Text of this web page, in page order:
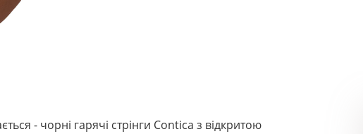
- чорні гарячі стрінги Contica з відкритою